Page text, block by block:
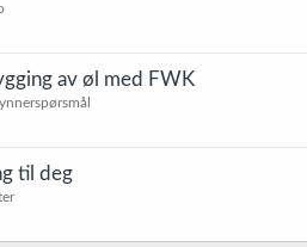
av øl med FWK
til deg